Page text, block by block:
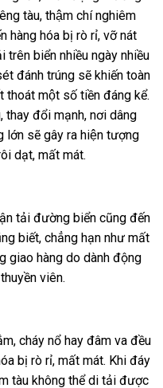
tàu, thậm chí nghiêm
hàng hóa bị rò rỉ, vỡ nát
trên biển nhiều ngày nhiều
đánh trúng sẽ khiến toàn
thoát một số tiền đáng kể.
thay đổi mạnh, nơi dâng
lớn sẽ gây ra hiện tượng
dạt, mất mát.
tải đường biển cũng đến
biết, chẳng hạn như mất
giao hàng do dành động
viên.
cháy nổ hay đâm va đều
bị rò rỉ, mất mát. Khi đáy
tàu không thể di tải được